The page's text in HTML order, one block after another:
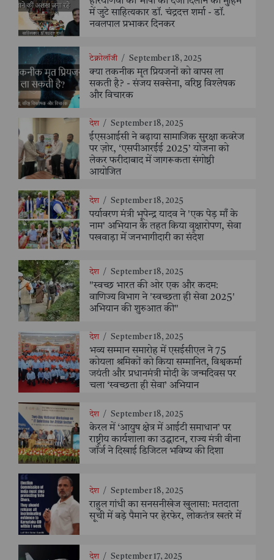
में जुटे साहित्यकार डॉ. चंद्रदत्त शर्मा - डॉ.
नवलपाल प्रभाकर दिनकर
टेक्नोलॉजी / September 18, 2025
क्या तकनीक मृत प्रियजनों को वापस ला
सकती है? - संजय सक्सेना, वरिष्ठ विश्लेषक
और विचारक
देश / September 18, 2025
ईएसआईसी ने बढ़ाया सामाजिक सुरक्षा कवरेज
पर ज़ोर, ‘एसपीआरईई 2025’ योजना को
लेकर फरीदाबाद में जागरूकता संगोष्ठी
आयोजित
देश / September 18, 2025
पर्यावरण मंत्री भूपेन्द्र यादव ने 'एक पेड़ माँ के
नाम' अभियान के तहत किया वृक्षारोपण, सेवा
पखवाड़ा में जनभागीदारी का संदेश
देश / September 18, 2025
"स्वच्छ भारत की ओर एक और कदम:
वाणिज्य विभाग ने 'स्वच्छता ही सेवा 2025'
अभियान की शुरुआत की"
देश / September 18, 2025
भव्य सम्मान समारोह में एसईसीएल ने 75
कोयला श्रमिकों को किया सम्मानित, विश्वकर्मा
जयंती और प्रधानमंत्री मोदी के जन्मदिवस पर
चला ‘स्वच्छता ही सेवा’ अभियान
देश / September 18, 2025
केरल में ‘आयुष क्षेत्र में आईटी समाधान’ पर
राष्ट्रीय कार्यशाला का उद्घाटन, राज्य मंत्री वीना
जॉर्ज ने दिखाई डिजिटल भविष्य की दिशा
देश / September 18, 2025
राहुल गांधी का सनसनीखेज खुलासा: मतदाता
सूची में बड़े पैमाने पर हेरफेर, लोकतंत्र खतरे में
देश / September 17, 2025